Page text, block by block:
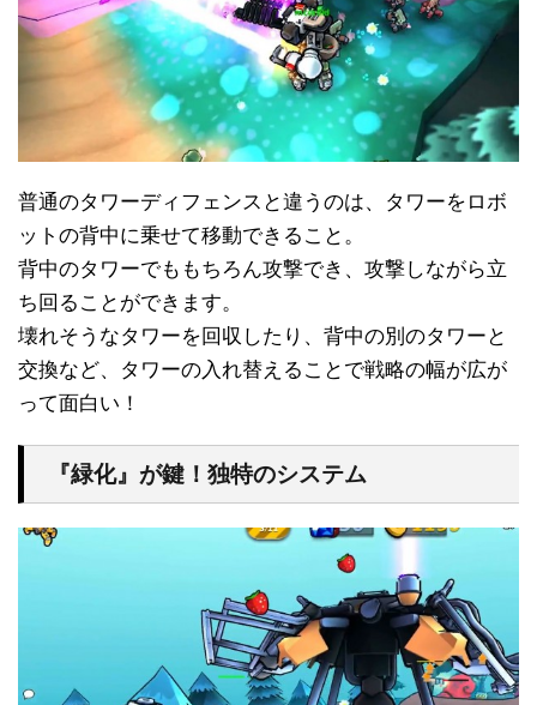
普通のタワーディフェンスと違うのは、タワーをロボ
ットの背中に乗せて移動できること。
背中のタワーでももちろん攻撃でき、攻撃しながら立
ち回ることができます。
壊れそうなタワーを回収したり、背中の別のタワーと
交換など、タワーの入れ替えることで戦略の幅が広が
って面白い！
『緑化』が鍵！独特のシステム